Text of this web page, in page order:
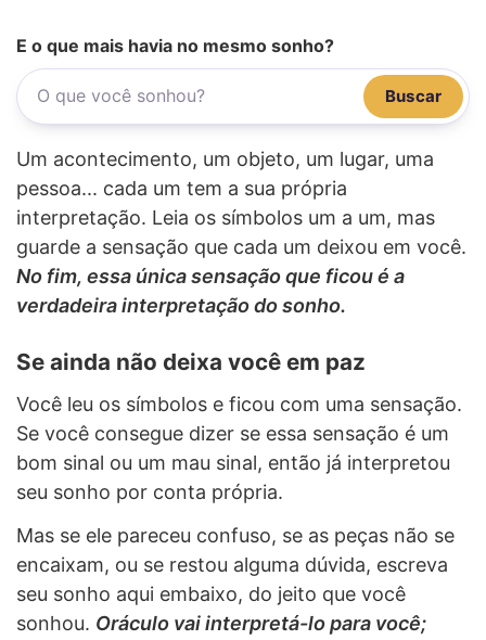
E o que mais havia no mesmo sonho?
Buscar
Um acontecimento, um objeto, um lugar, uma
pessoa... cada um tem a sua própria
interpretação. Leia os símbolos um a um, mas
guarde a sensação que cada um deixou em você.
No fim, essa única sensação que ficou é a
verdadeira interpretação do sonho.
Se ainda não deixa você em paz
Você leu os símbolos e ficou com uma sensação.
Se você consegue dizer se essa sensação é um
bom sinal ou um mau sinal, então já interpretou
seu sonho por conta própria.
Mas se ele pareceu confuso, se as peças não se
encaixam, ou se restou alguma dúvida, escreva
seu sonho aqui embaixo, do jeito que você
sonhou. Oráculo vai interpretá-lo para você;